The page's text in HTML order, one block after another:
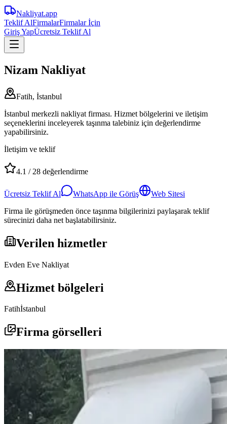
Nakliyat.app
Teklif AlFirmalarFirmalar İçin
Giriş YapÜcretsiz Teklif Al
Nizam Nakliyat
Fatih, İstanbul
İstanbul merkezli nakliyat firması. Hizmet bölgelerini ve iletişim
seçeneklerini inceleyerek taşınma talebiniz için değerlendirme
yapabilirsiniz.
İletişim ve teklif
4.1 / 28 değerlendirme
Ücretsiz Teklif Al WhatsApp ile Görüş
Web Sitesi
Firma ile görüşmeden önce taşınma bilgilerinizi paylaşarak teklif
sürecinizi daha net başlatabilirsiniz.
Verilen hizmetler
Evden Eve Nakliyat
Hizmet bölgeleri
Fatihİstanbul
Firma görselleri